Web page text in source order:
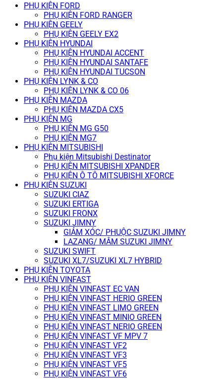
PHỤ KIỆN FORD
PHỤ KIỆN FORD RANGER
PHỤ KIỆN GEELY
PHỤ KIỆN GEELY EX2
PHỤ KIỆN HYUNDAI
PHỤ KIỆN HYUNDAI ACCENT
PHỤ KIỆN HYUNDAI SANTAFE
PHỤ KIỆN HYUNDAI TUCSON
PHỤ KIỆN LYNK & CO
PHỤ KIỆN LYNK & CO 06
PHỤ KIỆN MAZDA
PHỤ KIỆN MAZDA CX5
PHỤ KIỆN MG
PHỤ KIỆN MG G50
PHỤ KIỆN MG7
PHỤ KIỆN MITSUBISHI
Phụ kiện Mitsubishi Destinator
PHỤ KIỆN MITSUBISHI XPANDER
PHỤ KIỆN Ô TÔ MITSUBISHI XFORCE
PHỤ KIỆN SUZUKI
SUZUKI CIAZ
SUZUKI ERTIGA
SUZUKI FRONX
SUZUKI JIMNY
GIẢM XÓC/ PHUỘC SUZUKI JIMNY
LAZANG/ MÂM SUZUKI JIMNY
SUZUKI SWIFT
SUZUKI XL7/SUZUKI XL7 HYBRID
PHỤ KIỆN TOYOTA
PHỤ KIỆN VINFAST
PHỤ KIỆN VINFAST EC VAN
PHỤ KIỆN VINFAST HERIO GREEN
PHỤ KIỆN VINFAST LIMO GREEN
PHỤ KIỆN VINFAST MINIO GREEN
PHỤ KIỆN VINFAST NERIO GREEN
PHỤ KIỆN VINFAST VF MPV 7
PHỤ KIỆN VINFAST VF2
PHỤ KIỆN VINFAST VF3
PHỤ KIỆN VINFAST VF5
PHỤ KIỆN VINFAST VF6